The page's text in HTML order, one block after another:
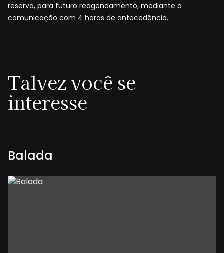
reserva, para futuro reagendamento, mediante a
comunicação com 4 horas de antecedência.
Talvez você se
interesse
Balada